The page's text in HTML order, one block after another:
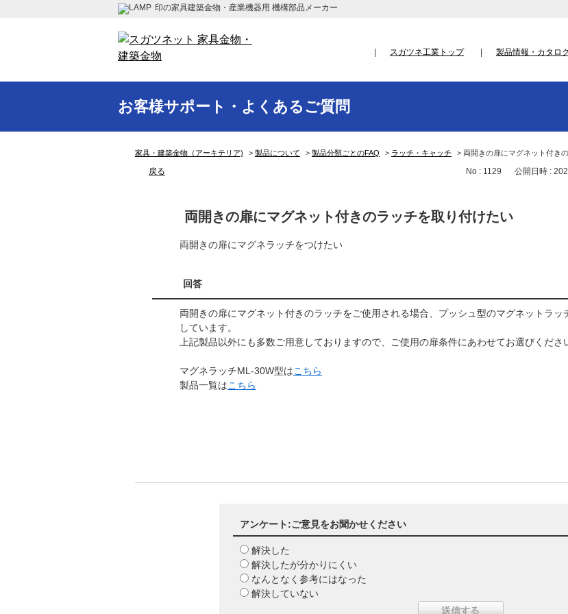
印の家具建築金物・産業機器用 機構部品メーカー
スガツネ工業トップ 製品情報・カタロ
お客様サポート・よくあるご質問
家具・建築金物（アーキテリア) > 製品について > 製品分類ごとのFAQ > ラッチ・キャッチ > 両開きの扉にマグネット付き
戻る No : 1129 公開日時 :
両開きの扉にマグネット付きのラッチを取り付けたい
両開きの扉にマグネラッチをつけたい
回答
両開きの扉にマグネット付きのラッチをご使用される場合、プッシュ型のマグネットラ
しています。
上記製品以外にも多数ご用意しておりますので、ご使用の扉条件にあわせてお選びくだ
マグネラッチML-30W型はこちら
製品一覧はこちら
アンケート:ご意見をお聞かせください
解決した
解決したが分かりにくい
なんとなく参考にはなった
解決していない